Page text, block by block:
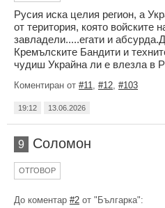
Русия иска целия регион, а
от територия, която войските
завладели.....егати и
Кремълските Бандити и
чудиш Украйна ли е влезла в
Коментиран от #11 #12 #103
19:12 13.06.2026
9 Соломон
ОТГОВОР
До коментар #2 от "Българка":